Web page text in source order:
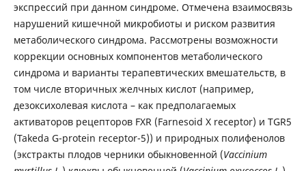
экспрессий при данном синдроме. Отмечена взаимосвязь
нарушений кишечной микробиоты и риском развития
метаболического синдрома. Рассмотрены возможности
коррекции основных компонентов метаболического
синдрома и варианты терапевтических вмешательств, в
том числе вторичных желчных кислот (например,
дезоксихолевая кислота – как предполагаемых
активаторов рецепторов FXR (Farnesoid X receptor) и TGR5
(Takeda G-protein receptor-5)) и природных полифенолов
(экстракты плодов черники обыкновенной (Vaccinium